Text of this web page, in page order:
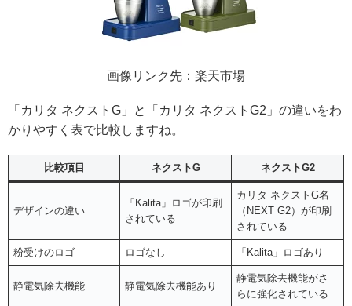
画像リンク先：楽天市場
「カリタ ネクストG」と「カリタ ネクストG2」の違いをわ
かりやすく表で比較しますね。
比較項目 ネクストG ネクストG2
デザインの違い
「Kalita」ロゴが印刷
されている
カリタ ネクストG名
（NEXT G2）が印刷
されている
粉受けのロゴ ロゴなし 「Kalita」ロゴあり
静電気除去機能 静電気除去機能あり
静電気除去機能がさ
らに強化されている